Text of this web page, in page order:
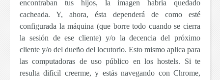
encontraban tus hijos, la imagen habría quedado
cacheada. Y, ahora, ésta dependerá de como esté
configurada la máquina (que borre todo cuando se cierra
la sesión de ese cliente) y/o la decencia del próximo
cliente y/o del dueño del locutorio. Esto mismo aplica para
las computadoras de uso público en los hostels. Si te
resulta difícil creerme, y estás navegando con Chrome,